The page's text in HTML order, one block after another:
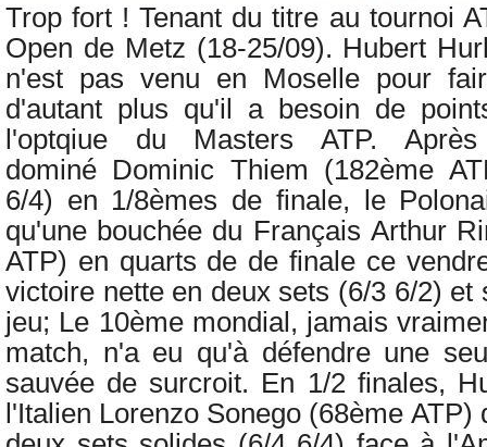
Trop fort ! Tenant du titre au tournoi
Open de Metz (18-25/09). Hubert
n'est pas venu en Moselle pour
d'autant plus qu'il a besoin de
l'optqiue du Masters ATP.
dominé Dominic Thiem (182ème
6/4) en 1/8èmes de finale, le
qu'une bouchée du Français Arthur
ATP) en quarts de de finale ce
victoire nette en deux sets (6/3 6/2) et
jeu; Le 10ème mondial, jamais
match, n'a eu qu'à défendre une
sauvée de surcroit. En 1/2 finales,
l'Italien Lorenzo Sonego (68ème ATP)